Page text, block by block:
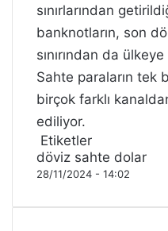
sınırlarından
banknotların, son
sınırından da
Sahte paraların tek
birçok farklı
ediliyor.
Etiketler
döviz sahte dolar
28/11/2024 - 14:02